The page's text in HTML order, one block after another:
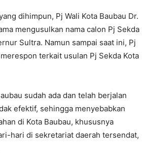
dihimpun, Pj Wali Kota Baubau Dr.
mengusulkan nama calon Pj Sekda
Sultra. Namun sampai saat ini, Pj
terkait usulan Pj Sekda Kota
sudah ada dan telah berjalan
efektif, sehingga menyebabkan
di Kota Baubau, khususnya
hari di sekretariat daerah tersendat,